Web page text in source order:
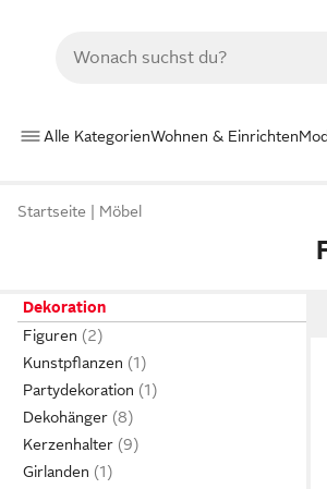
Alle KategorienWohnen & Einrichten
Startseite Möbel
Dekoration
Figuren
Kunstpflanzen
Partydekoration
Dekohänger
Kerzenhalter
Girlanden